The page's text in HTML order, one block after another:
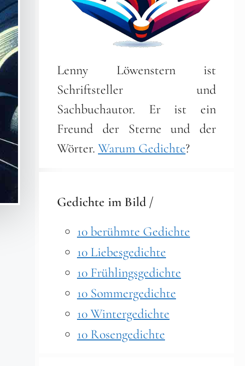
Lenny Löwenstern ist
Schriftsteller und
Sachbuchautor. Er ist ein
Freund der Sterne und der
Wörter. Warum Gedichte?
Gedichte im Bild /
10 berühmte Gedichte
10 Liebesgedichte
10 Frühlingsgedichte
10 Sommergedichte
10 Wintergedichte
10 Rosengedichte